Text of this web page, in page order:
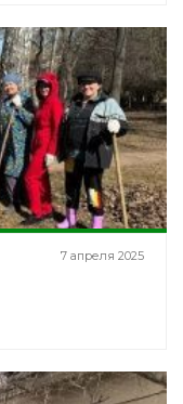
7 апреля 2025